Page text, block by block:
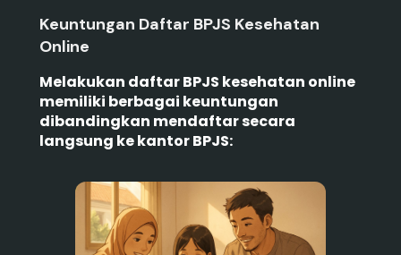
Keuntungan Daftar BPJS Kesehatan
Online
Melakukan daftar BPJS kesehatan online
memiliki berbagai keuntungan
dibandingkan mendaftar secara
langsung ke kantor BPJS: